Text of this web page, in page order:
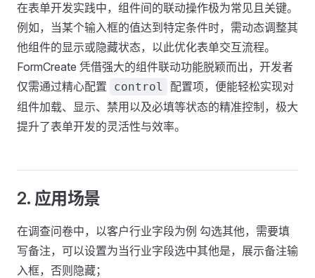
在表单开发实践中，组件间的联动操作极为常见且关键。
例如，当某个输入框的值达到特定条件时，需动态调整其
他组件的显示或隐藏状态，以此优化表单交互流程。
FormCreate 凭借强大的组件联动功能脱颖而出，开发者
仅需通过精心配置
control
配置项，便能轻松实现对
组件加载、显示、禁用以及必填等状态的精准控制，极大
提升了表单开发的灵活性与效率。
2. 应用场景
在调查问卷中，以客户行业字段为例 勾选其他，需要填
写备注，可以设置为当行业字段选中其他是，展示备注输
入框，否则隐藏；